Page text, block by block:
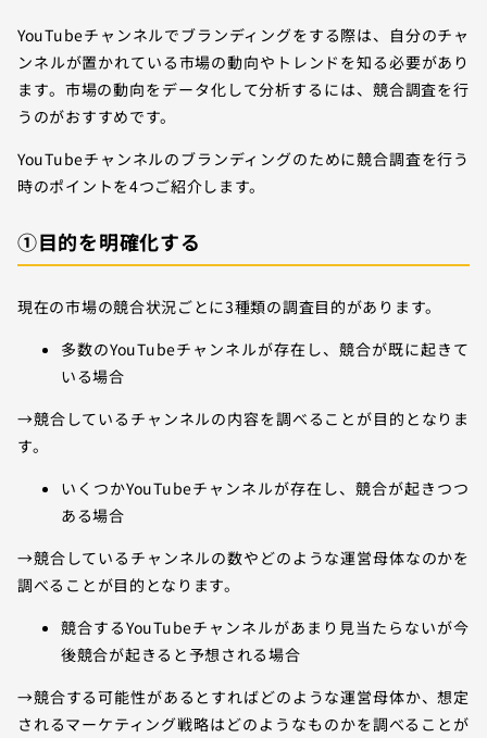
YouTubeチャンネルでブランディングをする際は、自分のチャ
ンネルが置かれている市場の動向やトレンドを知る必要があり
ます。市場の動向をデータ化して分析するには、競合調査を行
うのがおすすめです。
YouTubeチャンネルのブランディングのために競合調査を行う
時のポイントを4つご紹介します。
①目的を明確化する
現在の市場の競合状況ごとに3種類の調査目的があります。
多数のYouTubeチャンネルが存在し、競合が既に起きて
いる場合
→競合しているチャンネルの内容を調べることが目的となりま
す。
いくつかYouTubeチャンネルが存在し、競合が起きつつ
ある場合
→競合しているチャンネルの数やどのような運営母体なのかを
調べることが目的となります。
競合するYouTubeチャンネルがあまり見当たらないが今
後競合が起きると予想される場合
→競合する可能性があるとすればどのような運営母体か、想定
されるマーケティング戦略はどのようなものかを調べることが